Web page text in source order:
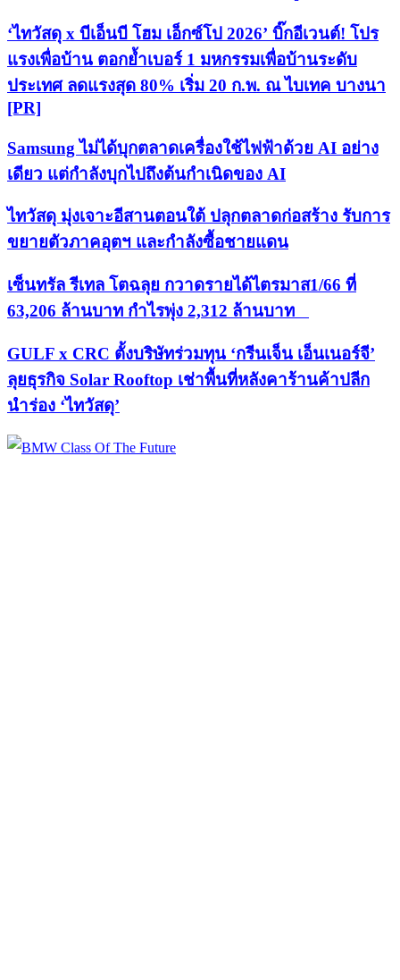
‘ไทวัสดุ x บีเอ็นบี โฮม เอ็กซ์โป 2026’ บิ๊กอีเวนต์! โปร
แรงเพื่อบ้าน ตอกย้ำเบอร์ 1 มหกรรมเพื่อบ้านระดับ
ประเทศ ลดแรงสุด 80% เริ่ม 20 ก.พ. ณ ไบเทค บางนา
[PR]
Samsung ไม่ได้บุกตลาดเครื่องใช้ไฟฟ้าด้วย AI อย่าง
เดียว แต่กำลังบุกไปถึงต้นกำเนิดของ AI
ไทวัสดุ มุ่งเจาะอีสานตอนใต้ ปลุกตลาดก่อสร้าง รับการ
ขยายตัวภาคอุตฯ และกำลังซื้อชายแดน
เซ็นทรัล รีเทล โตฉลุย กวาดรายได้ไตรมาส1/66 ที่
63,206 ล้านบาท กำไรพุ่ง 2,312 ล้านบาท
GULF x CRC ตั้งบริษัทร่วมทุน ‘กรีนเจ็น เอ็นเนอร์จี’
ลุยธุรกิจ Solar Rooftop เช่าพื้นที่หลังคาร้านค้าปลีก
นำร่อง ‘ไทวัสดุ’